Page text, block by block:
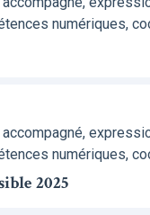
numériques,
numériques,
2025